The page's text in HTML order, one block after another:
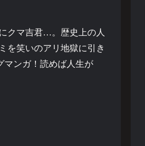
クマ吉君…。歴史上の人
を笑いのアリ地獄に引き
マンガ！読めば人生が